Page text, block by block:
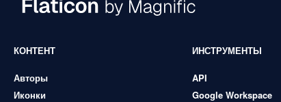
КОНТЕНТ
Авторы
Иконки
ИНСТРУМЕНТЫ
API
Google Workspace